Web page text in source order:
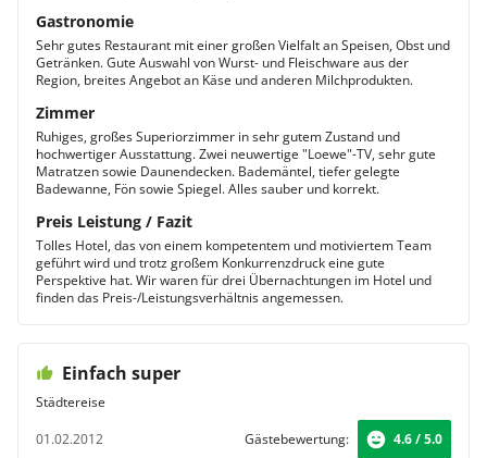
Gastronomie
Sehr gutes Restaurant mit einer großen Vielfalt an Speisen, Obst und
Getränken. Gute Auswahl von Wurst- und Fleischware aus der
Region, breites Angebot an Käse und anderen Milchprodukten.
Zimmer
Ruhiges, großes Superiorzimmer in sehr gutem Zustand und
hochwertiger Ausstattung. Zwei neuwertige "Loewe"-TV, sehr gute
Matratzen sowie Daunendecken. Bademäntel, tiefer gelegte
Badewanne, Fön sowie Spiegel. Alles sauber und korrekt.
Preis Leistung / Fazit
Tolles Hotel, das von einem kompetentem und motiviertem Team
geführt wird und trotz großem Konkurrenzdruck eine gute
Perspektive hat. Wir waren für drei Übernachtungen im Hotel und
finden das Preis-/Leistungsverhältnis angemessen.
Einfach super
Städtereise
01.02.2012
Gästebewertung: 4.6 / 5.0